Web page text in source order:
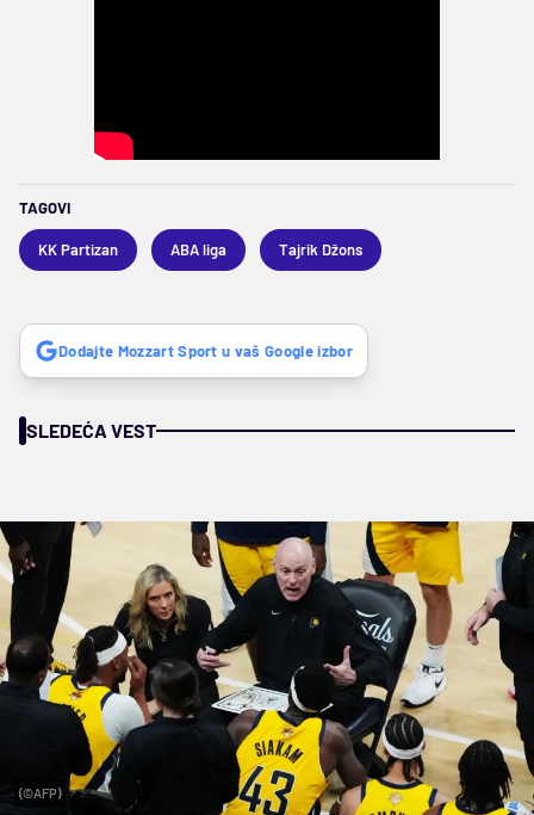
TAGOVI
KK Partizan ABA liga Tajrik Džons
Dodajte Mozzart Sport u vaš Google izbor
SLEDEĆA VEST
(©AFP)